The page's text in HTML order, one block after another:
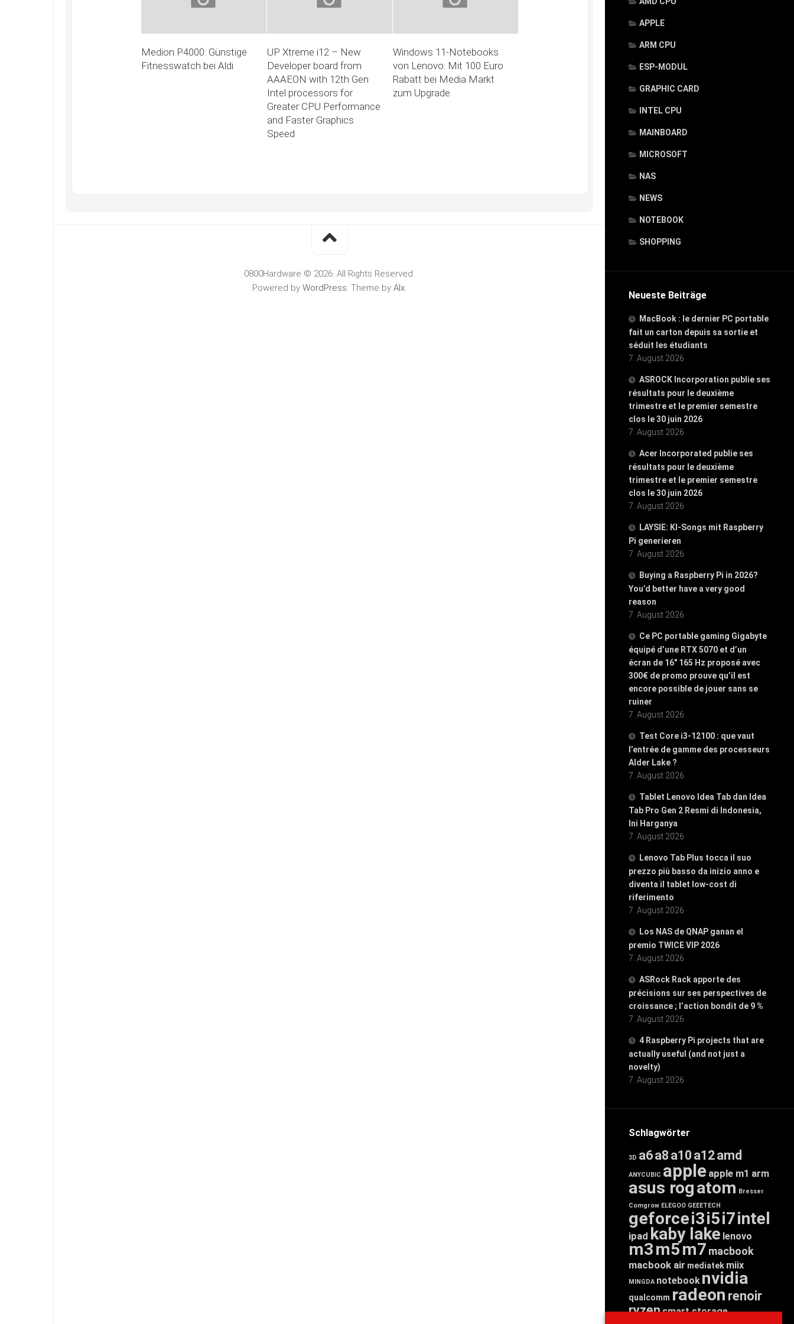
APPLE
ARM CPU
ESP-MODUL
GRAPHIC CARD
INTEL CPU
MAINBOARD
MICROSOFT
NAS
NEWS
NOTEBOOK
SHOPPING
Neueste Beiträge
MacBook : le dernier PC portable
fait un carton depuis sa sortie et
séduit les étudiants
7. August 2026
ASROCK Incorporation publie ses
résultats pour le deuxième
trimestre et le premier semestre
clos le 30 juin 2026
7. August 2026
Acer Incorporated publie ses
résultats pour le deuxième
trimestre et le premier semestre
clos le 30 juin 2026
7. August 2026
LAYSIE: KI-Songs mit Raspberry
Pi generieren
7. August 2026
Buying a Raspberry Pi in 2026?
You’d better have a very good
reason
7. August 2026
Ce PC portable gaming Gigabyte
équipé d’une RTX 5070 et d’un
écran de 16″ 165 Hz proposé avec
300€ de promo prouve qu’il est
encore possible de jouer sans se
ruiner
7. August 2026
Test Core i3-12100 : que vaut
l’entrée de gamme des processeurs
Alder Lake ?
7. August 2026
Tablet Lenovo Idea Tab dan Idea
Tab Pro Gen 2 Resmi di Indonesia,
Ini Harganya
7. August 2026
Lenovo Tab Plus tocca il suo
prezzo più basso da inizio anno e
diventa il tablet low-cost di
riferimento
7. August 2026
Los NAS de QNAP ganan el
premio TWICE VIP 2026
7. August 2026
ASRock Rack apporte des
précisions sur ses perspectives de
croissance ; l’action bondit de 9 %
7. August 2026
4 Raspberry Pi projects that are
actually useful (and not just a
novelty)
7. August 2026
Schlagwörter
3D a6a8 a10 a12amd
ANYCUBIC apple apple m1 arm
asus rogatom Bresser
Comgrow ELEGOO GEEETECH
geforcei3i5i7intel
ipad kaby lake lenovo
m3m5m7 macbook
macbook air mediatek miix
MINGDA notebook nvidia
qualcomm radeon renoir
ryzensmart storage
Medion P4000: Günstige
Fitnesswatch bei Aldi
UP Xtreme i12 – New
Developer board from
AAAEON with 12th Gen
Intel processors for
Greater CPU Performance
and Faster Graphics
Speed
Windows 11-Notebooks
von Lenovo: Mit 100 Euro
Rabatt bei Media Markt
zum Upgrade
0800Hardware © 2026. All Rights Reserved.
Powered by WordPress. Theme by Alx.